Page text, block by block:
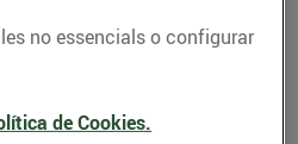
Bonpreu- Esclat han donat
recerca contra el
no essencials o configurar
de Cookies.